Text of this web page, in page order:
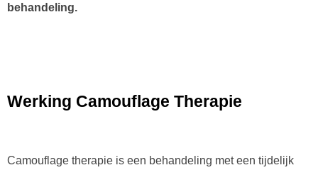
behandeling.
​Werking Camouflage Therapie
Camouflage therapie is een behandeling met een tijdelijk